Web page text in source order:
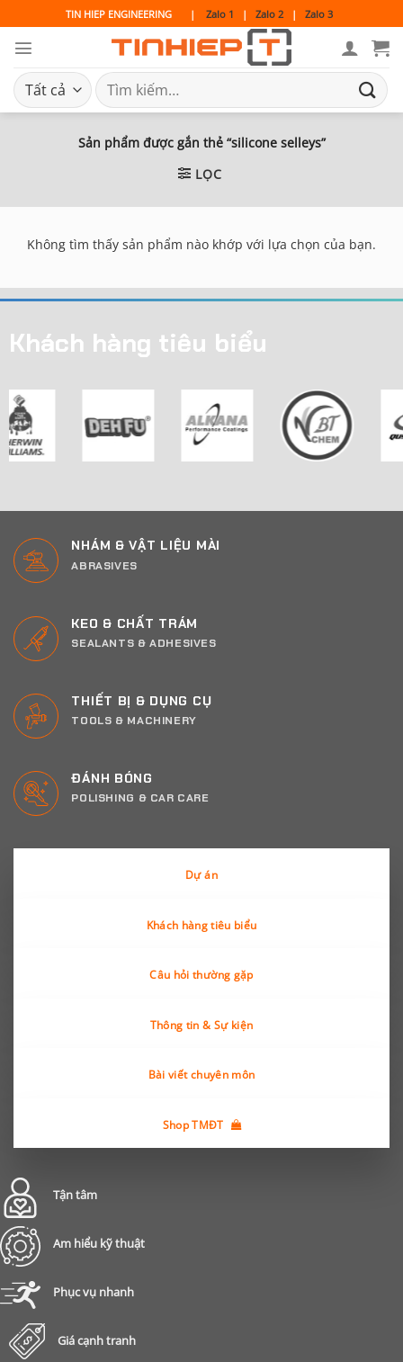
qua
nội
dung
TIN HIEP ENGINEERING | Zalo 1 | Zalo 2| Zalo 3
Tìm
kiếm:
Sản phẩm được gắn thẻ “silicone selleys”
LỌC
Không tìm thấy sản phẩm nào khớp với lựa chọn của bạn.
Khách hàng tiêu biểu
NHÁM & VẬT LIỆU MÀI
ABRASIVES
KEO & CHẤT TRÁM
SEALANTS & ADHESIVES
THIẾT BỊ & DỤNG CỤ
TOOLS & MACHINERY
ĐÁNH BÓNG
POLISHING & CAR CARE
Dự án
Khách hàng tiêu biểu
Câu hỏi thường gặp
Thông tin & Sự kiện
Bài viết chuyên môn
Shop TMĐT
Tận tâm
Am hiểu kỹ thuật
Phục vụ nhanh
Giá cạnh tranh